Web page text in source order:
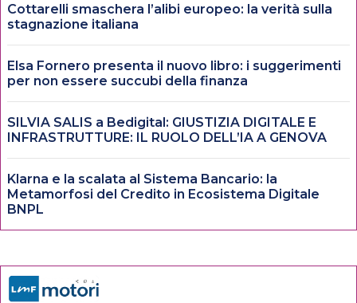
Cottarelli smaschera l’alibi europeo: la verità sulla
stagnazione italiana
Elsa Fornero presenta il nuovo libro: i suggerimenti
per non essere succubi della finanza
SILVIA SALIS a Bedigital: GIUSTIZIA DIGITALE E
INFRASTRUTTURE: IL RUOLO DELL’IA A GENOVA
Klarna e la scalata al Sistema Bancario: la
Metamorfosi del Credito in Ecosistema Digitale
BNPL